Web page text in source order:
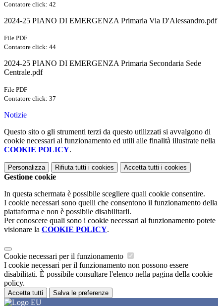
Contatore click: 42
2024-25 PIANO DI EMERGENZA Primaria Via D'Alessandro.pdf
File PDF
Contatore click: 44
2024-25 PIANO DI EMERGENZA Primaria Secondaria Sede
Centrale.pdf
File PDF
Contatore click: 37
Notizie
Questo sito o gli strumenti terzi da questo utilizzati si avvalgono di
cookie necessari al funzionamento ed utili alle finalità illustrate nella
COOKIE POLICY.
Personalizza Rifiuta tutti i cookies Accetta tutti i cookies
Gestione cookie
In questa schermata è possibile scegliere quali cookie consentire.
I cookie necessari sono quelli che consentono il funzionamento della
piattaforma e non è possibile disabilitarli.
Per conoscere quali sono i cookie necessari al funzionamento potete
visionare la COOKIE POLICY.
Cookie necessari per il funzionamento
I cookie necessari per il funzionamento non possono essere
disabilitati. È possibile consultare l'elenco nella pagina della cookie
policy.
Accetta tutti Salva le preferenze